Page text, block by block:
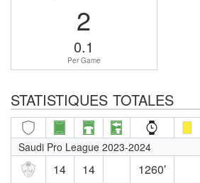
2
0.1
Per Game
STATISTIQUES TOTALES
Saudi Pro League 2023-2024
14 14 1260′